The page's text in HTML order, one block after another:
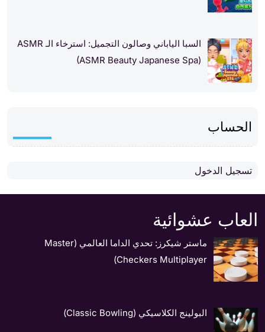
السبا الياباني وصالون التجميل: استرخاء الـ ASMR
(ASMR Beauty Japanese Spa)
الحساب
تسجيل الدخول
العاب عشوائية
ماستر شيكرز: تحدي الداما العالمي (Master
Checkers Multiplayer)
البولينج الكلاسيكي (Classic Bowling)